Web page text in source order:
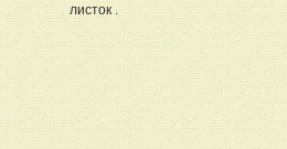
листок .